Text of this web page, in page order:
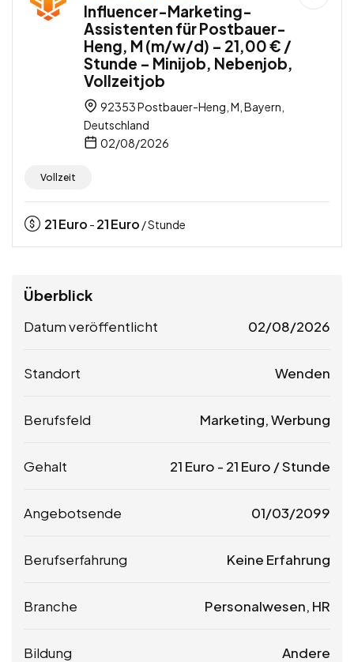
Influencer-Marketing-
Assistenten für Postbauer-
Heng, M (m/w/d) – 21,00 € /
Stunde – Minijob, Nebenjob,
Vollzeitjob
92353 Postbauer-Heng, M, Bayern,
Deutschland
02/08/2026
Vollzeit
21Euro - 21Euro / Stunde
Überblick
Datum veröffentlicht 02/08/2026
Standort Wenden
Berufsfeld Marketing, Werbung
Gehalt 21 Euro - 21 Euro / Stunde
Angebotsende 01/03/2099
Berufserfahrung Keine Erfahrung
Branche Personalwesen, HR
Bildung Andere